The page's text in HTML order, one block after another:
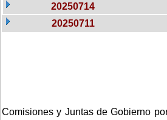
20250714
20250711
Comisiones y Juntas de Gobierno